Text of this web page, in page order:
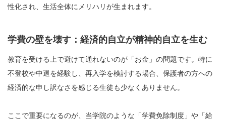
性化され、生活全体にメリハリが生まれます。
学費の壁を壊す：経済的自立が精神的自立を生む
教育を受ける上で避けて通れないのが「お金」の問題です。特に
不登校や中退を経験し、再入学を検討する場合、保護者の方への
経済的な申し訳なさを感じる生徒も少なくありません。
ここで重要になるのが、当学院のような「学費免除制度」や「給